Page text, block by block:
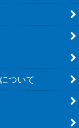
ついて